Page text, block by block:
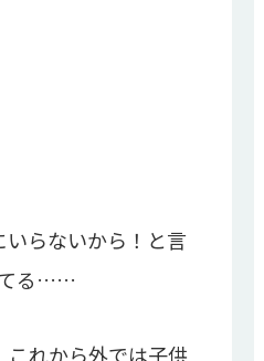
らないから！と言
てる……
れから外では子供